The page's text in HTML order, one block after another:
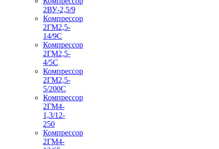
2ВУ-2,5/9
Компрессор
2ГМ2,5-
14/9С
Компрессор
2ГМ2,5-
4/5С
Компрессор
2ГМ2,5-
5/200С
Компрессор
2ГМ4-
1,3/12-
250
Компрессор
2ГМ4-